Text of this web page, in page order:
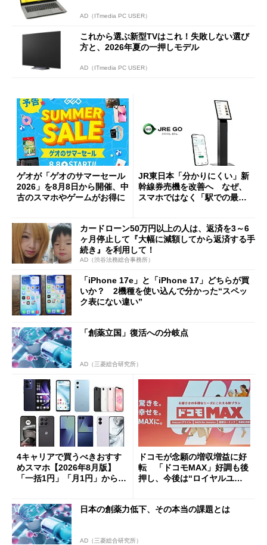
AD（ITmedia PC USER）
これから選ぶ新型TVはこれ！失敗しない選び
方と、2026年夏の一押しモデル
AD（ITmedia PC USER）
ゲオが「ゲオのサマーセール
2026」を8月8日から開催、中
古のスマホやゲームがお得に
JR東日本「分かりにくい」新
幹線券売機を改善へ なぜ、
スマホではなく「駅での最短
カードローン50万円以上の人は、返済を3～6
ヶ月停止して『大幅に減額してから返済する手
続き』を利用して！
AD（渋谷法務総合事務所）
「iPhone 17e」と「iPhone 17」どちらが買
いか？ 2機種を使い込んで分かった“スペッ
ク表にない違い”
「創薬立国」復活への分岐点
AD（三菱総合研究所）
4キャリアで買うべきおすす
めスマホ【2026年8月版】
「一括1円」「月1円」からお
ドコモが念願の増収増益に好
転 「ドコモMAX」好調も後
押し、今後は“ロイヤルユー
日本の創薬力低下、その本当の課題とは
AD（三菱総合研究所）